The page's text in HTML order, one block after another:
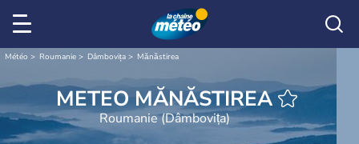
Météo Roumanie Dâmbovița Mănăstirea
METEO MĂNĂSTIREA
Roumanie (Dâmbovița)